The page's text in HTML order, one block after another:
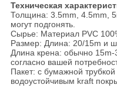
Техническая
Толщина: 3.5mm, 4.5mm,
могут подгонять.
Сырье: Материал PVC
Размер: Длина: 20/15m и
Длина крена: обычно 15m-
согласно вашей
Пакет: с бумажной
водоустойчивым kraft